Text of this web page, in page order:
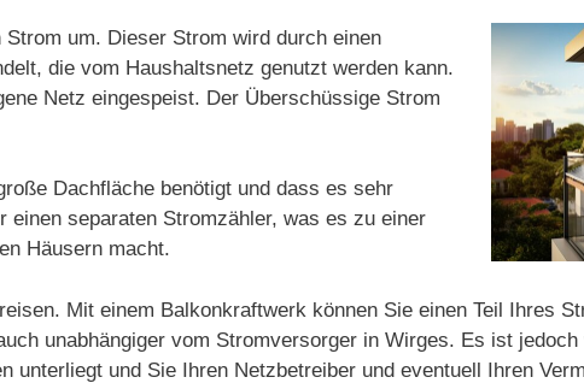
um. Dieser Strom wird durch einen
die vom Haushaltsnetz genutzt werden kann.
Netz eingespeist. Der Überschüssige Strom
Dachfläche benötigt und dass es sehr
separaten Stromzähler, was es zu einer
Häusern macht.
Mit einem Balkonkraftwerk können Sie einen Teil Ihres
unabhängiger vom Stromversorger in Wirges. Es ist
und Sie Ihren Netzbetreiber und eventuell Ihren